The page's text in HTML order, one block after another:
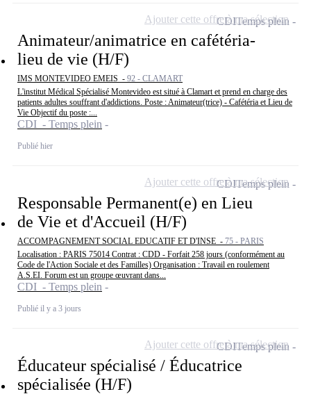
Animateur/animatrice en cafétéria-
lieu de vie (H/F)
IMS MONTEVIDEO EMEIS - 92 - CLAMART
L'institut Médical Spécialisé Montevideo est situé à Clamart et prend en charge des
patients adultes souffrant d'addictions. Poste : Animateur(trice) - Cafétéria et Lieu de
Vie Objectif du poste :...
CDI - Temps plein
Publié hier
CDITemps plein
Ajouter cette offre à ma sélection
Responsable Permanent(e) en Lieu
de Vie et d'Accueil (H/F)
ACCOMPAGNEMENT SOCIAL EDUCATIF ET D'INSE - 75 - PARIS
Localisation : PARIS 75014 Contrat : CDD - Forfait 258 jours (conformément au
Code de l'Action Sociale et des Familles) Organisation : Travail en roulement
A.S.EI. Forum est un groupe œuvrant dans...
CDI - Temps plein
Publié il y a 3 jours
CDITemps plein
Ajouter cette offre à ma sélection
Éducateur spécialisé / Éducatrice
spécialisée (H/F)
CDITemps plein
Ajouter cette offre à ma sélection